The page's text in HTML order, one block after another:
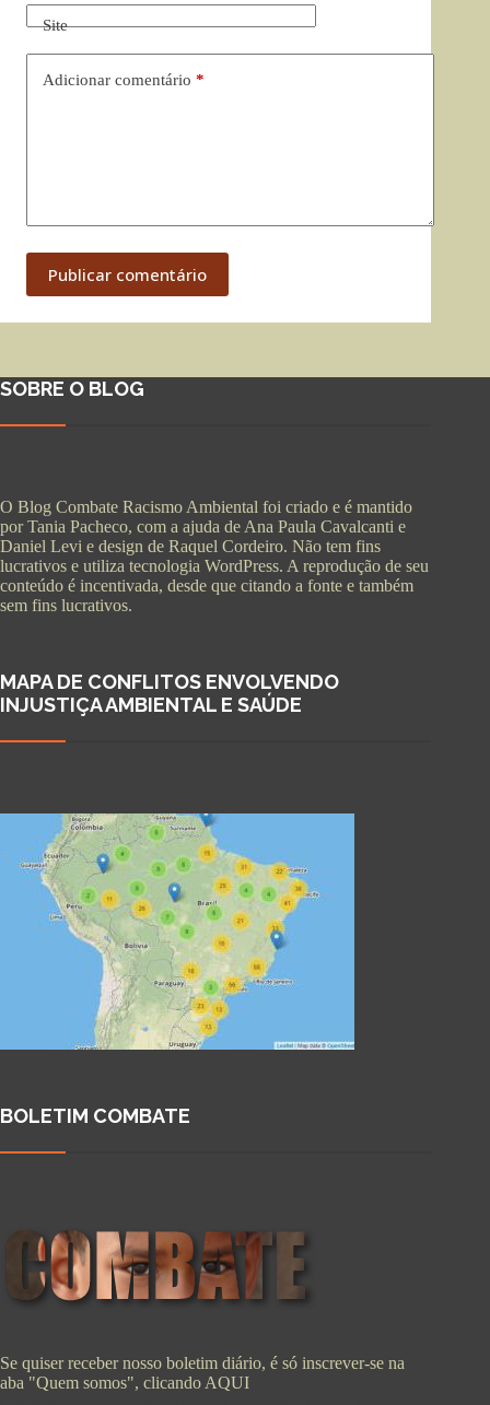
Site
Adicionar comentário *
Publicar comentário
SOBRE O BLOG
O Blog Combate Racismo Ambiental foi criado e é mantido
por Tania Pacheco, com a ajuda de Ana Paula Cavalcanti e
Daniel Levi e design de Raquel Cordeiro. Não tem fins
lucrativos e utiliza tecnologia WordPress. A reprodução de seu
conteúdo é incentivada, desde que citando a fonte e também
sem fins lucrativos.
MAPA DE CONFLITOS ENVOLVENDO
INJUSTIÇA AMBIENTAL E SAÚDE
BOLETIM COMBATE
Se quiser receber nosso boletim diário, é só inscrever-se na
aba "Quem somos", clicando AQUI